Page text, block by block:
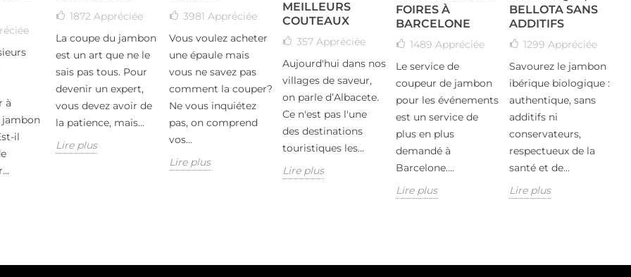
à
il
1872 Appréciée
La coupe du jambon
est un art que ne le
sais pas tous. Pour
devenir un expert,
vous devez avoir de
la patience, mais...
Lire plus
3981 Appréciée
Vous voulez acheter
une épaule mais
vous ne savez pas
comment la couper?
Ne vous inquiétez
pas, on comprend
vos...
Lire plus
MEILLEURS
COUTEAUX
357 Appréciée
Aujourd'hui dans nos
villages de saveur,
on parle d’Albacete.
Ce n'est pas l'une
des destinations
touristiques les...
Lire plus
FOIRES À
BARCELONE
1489 Appréciée
Le service de
coupeur de jambon
pour les événements
est un service de
plus en plus
demandé à
Barcelone....
Lire plus
BELLOTA SANS
ADDITIFS
1299 Appréciée
Savourez le jambon
ibérique biologique :
authentique, sans
additifs ni
conservateurs,
respectueux de la
santé et de...
Lire plus